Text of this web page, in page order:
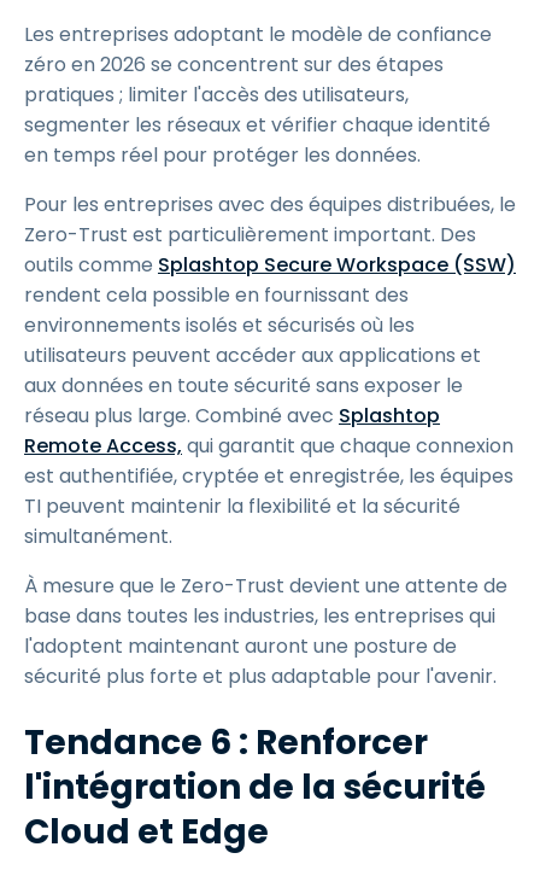
Les entreprises adoptant le modèle de confiance
zéro en 2026 se concentrent sur des étapes
pratiques ; limiter l'accès des utilisateurs,
segmenter les réseaux et vérifier chaque identité
en temps réel pour protéger les données.
Pour les entreprises avec des équipes distribuées, le
Zero-Trust est particulièrement important. Des
outils comme Splashtop Secure Workspace (SSW)
rendent cela possible en fournissant des
environnements isolés et sécurisés où les
utilisateurs peuvent accéder aux applications et
aux données en toute sécurité sans exposer le
réseau plus large. Combiné avec Splashtop
Remote Access, qui garantit que chaque connexion
est authentifiée, cryptée et enregistrée, les équipes
TI peuvent maintenir la flexibilité et la sécurité
simultanément.
À mesure que le Zero-Trust devient une attente de
base dans toutes les industries, les entreprises qui
l'adoptent maintenant auront une posture de
sécurité plus forte et plus adaptable pour l'avenir.
Tendance 6 : Renforcer
l'intégration de la sécurité
Cloud et Edge